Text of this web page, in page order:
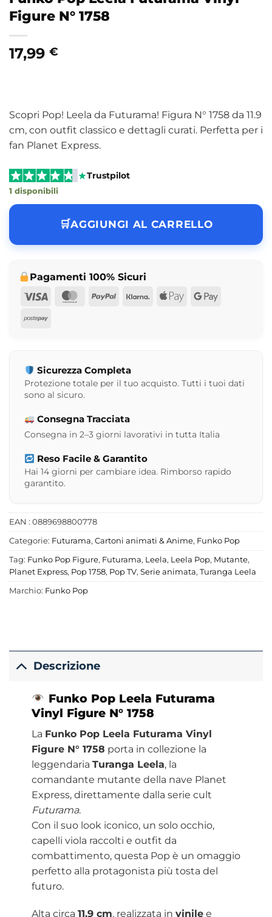
Figure N° 1758
17,99 €
Scopri Pop! Leela da Futurama! Figura N° 1758 da 11.9
cm, con outfit classico e dettagli curati. Perfetta per i
fan Planet Express.
Trustpilot
1 disponibili
AGGIUNGI AL CARRELLO
Pagamenti 100% Sicuri
Visa
MasterCard
PayPalKlarna Apple Google
Postepay
Sicurezza Completa
Protezione totale per il tuo acquisto. Tutti i tuoi dati
sono al sicuro.
Consegna Tracciata
Consegna in 2–3 giorni lavorativi in tutta Italia
Reso Facile & Garantito
Hai 14 giorni per cambiare idea. Rimborso rapido
garantito.
EAN : 0889698800778
Categorie: Futurama, Cartoni animati & Anime, Funko Pop
Tag: Funko Pop Figure, Futurama, Leela, Leela Pop, Mutante,
Planet Express, Pop 1758, Pop TV, Serie animata, Turanga Leela
Marchio: Funko Pop
Descrizione
Funko Pop Leela Futurama
Vinyl Figure N° 1758
La Funko Pop Leela Futurama Vinyl
Figure N° 1758 porta in collezione la
leggendaria Turanga Leela, la
comandante mutante della nave Planet
Express, direttamente dalla serie cult
Futurama.
Con il suo look iconico, un solo occhio,
capelli viola raccolti e outfit da
combattimento, questa Pop è un omaggio
perfetto alla protagonista più tosta del
futuro.
Alta circa 11.9 cm, realizzata in vinilee